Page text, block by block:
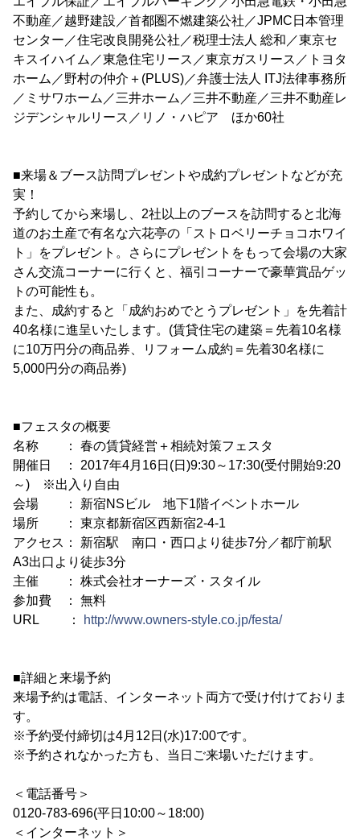
不動産／越野建設／首都圏不燃建築公社／JPMC日本管理
センター／住宅改良開発公社／税理士法人 総和／東京セ
キスイハイム／東急住宅リース／東京ガスリース／トヨタ
ホーム／野村の仲介＋(PLUS)／弁護士法人 ITJ法律事務所
／ミサワホーム／三井ホーム／三井不動産／三井不動産レ
ジデンシャルリース／リノ・ハピア ほか60社
■来場＆ブース訪問プレゼントや成約プレゼントなどが充
実！
予約してから来場し、2社以上のブースを訪問すると北海
道のお土産で有名な六花亭の「ストロベリーチョコホワイ
ト」をプレゼント。さらにプレゼントをもって会場の大家
さん交流コーナーに行くと、福引コーナーで豪華賞品ゲッ
トの可能性も。
また、成約すると「成約おめでとうプレゼント」を先着計
40名様に進呈いたします。(賃貸住宅の建築＝先着10名様
に10万円分の商品券、リフォーム成約＝先着30名様に
5,000円分の商品券)
■フェスタの概要
名称 ： 春の賃貸経営＋相続対策フェスタ
開催日 ： 2017年4月16日(日)9:30～17:30(受付開始9:20
～) ※出入り自由
会場 ： 新宿NSビル 地下1階イベントホール
場所 ： 東京都新宿区西新宿2-4-1
アクセス： 新宿駅 南口・西口より徒歩7分／都庁前駅
A3出口より徒歩3分
主催 ： 株式会社オーナーズ・スタイル
参加費 ： 無料
URL ：
http://www.owners-style.co.jp/festa/
■詳細と来場予約
来場予約は電話、インターネット両方で受け付けておりま
す。
※予約受付締切は4月12日(水)17:00です。
※予約されなかった方も、当日ご来場いただけます。
＜電話番号＞
0120-783-696(平日10:00～18:00)
＜インターネット＞